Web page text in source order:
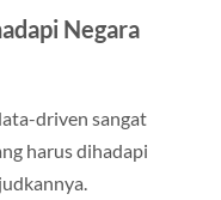
Negara
driven sangat
harus dihadapi